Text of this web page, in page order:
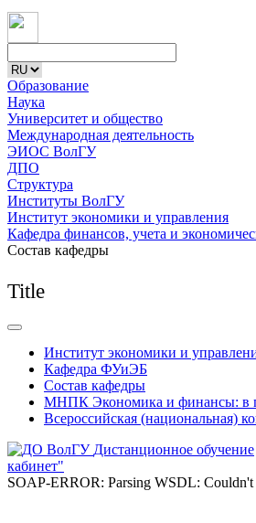
Образование
Наука
Университет и общество
Международная деятельность
ЭИОС ВолГУ
ДПО
Структура
Институты ВолГУ
Институт экономики и управления
Кафедра финансов, учета и
Состав кафедры
Title
Институт экономики и
Кафедра ФУиЭБ
Состав кафедры
МНПК Экономика и финансы: в
Всероссийская (национальная)
Дистанционное обучение
кабинет"
SOAP-ERROR: Parsing WSDL: